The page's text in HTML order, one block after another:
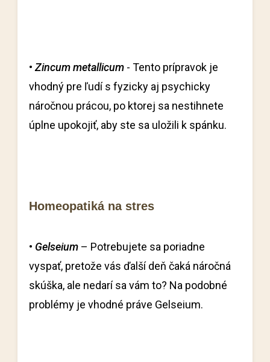
•Zincum metallicum - Tento prípravok je
vhodný pre ľudí s fyzicky aj psychicky
náročnou prácou, po ktorej sa nestihnete
úplne upokojiť, aby ste sa uložili k spánku.
Homeopatiká na stres
• Gelseium – Potrebujete sa poriadne
vyspať, pretože vás ďalší deň čaká náročná
skúška, ale nedarí sa vám to? Na podobné
problémy je vhodné práve Gelseium.